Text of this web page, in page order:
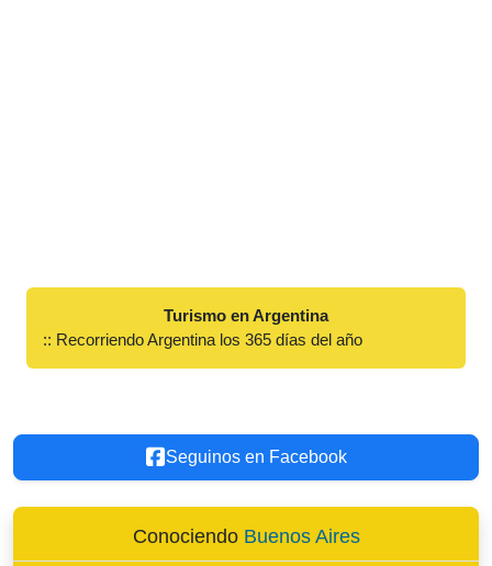
Turismo en Argentina
:: Recorriendo Argentina los 365 días del año
Seguinos en Facebook
Conociendo Buenos Aires